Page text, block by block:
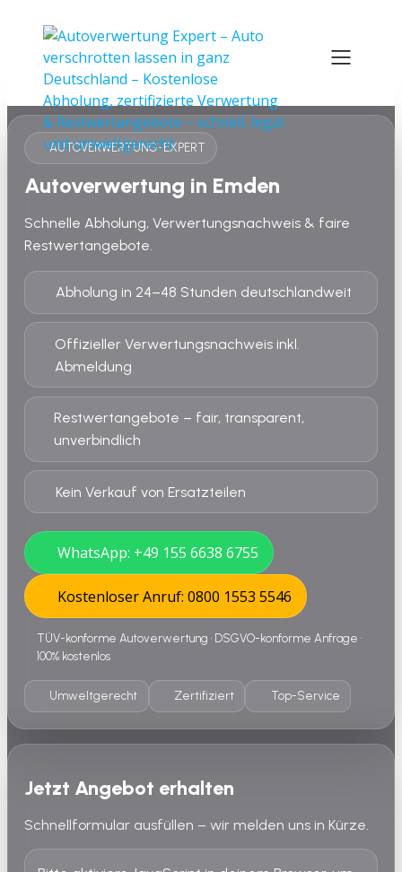
AUTOVERWERTUNG-EXPERT
Autoverwertung in Emden
Schnelle Abholung, Verwertungsnachweis & faire
Restwertangebote.
Abholung in 24–48 Stunden deutschlandweit
Offizieller Verwertungsnachweis inkl.
Abmeldung
Restwertangebote – fair, transparent,
unverbindlich
Kein Verkauf von Ersatzteilen
WhatsApp: +49 155 6638 6755
Kostenloser Anruf: 0800 1553 5546
TÜV-konforme Autoverwertung • DSGVO-konforme Anfrage •
100% kostenlos
Umweltgerecht Zertifiziert Top-Service
Jetzt Angebot erhalten
Schnellformular ausfüllen – wir melden uns in Kürze.